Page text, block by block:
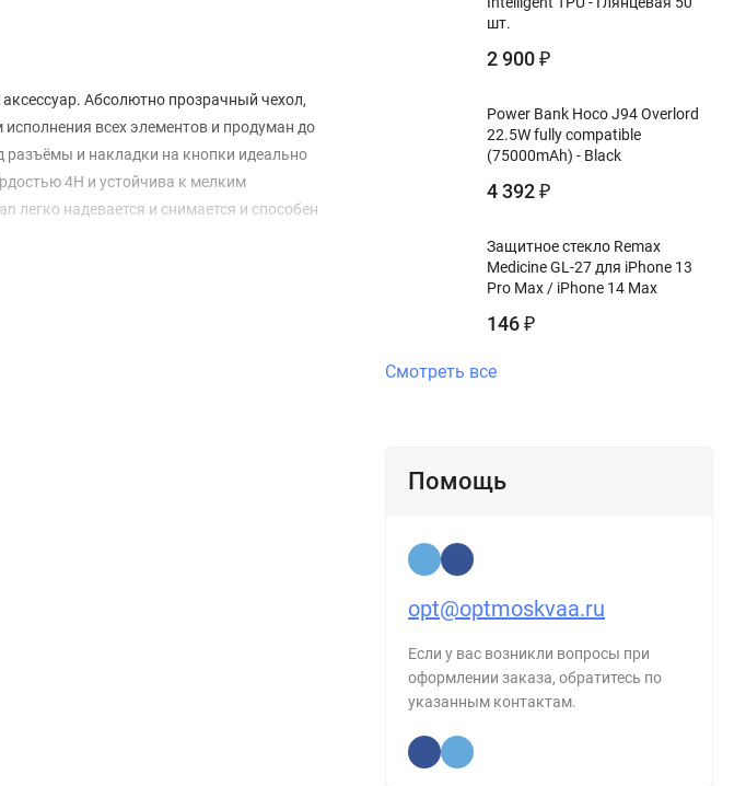
Абсолютно прозрачный чехол,
всех элементов и продуман до
и накладки на кнопки идеально
4H и устойчива к мелким
легко надевается и снимается и способен
шт.
2 900 ₽
Power Bank Hoco J94 Overlord
22.5W fully compatible
(75000mAh) - Black
4 392 ₽
Защитное стекло Remax
Medicine GL-27 для iPhone 13
Pro Max / iPhone 14 Max
146 ₽
Смотреть все
Помощь
opt@optmoskvaa.ru
Если у вас возникли вопросы при
оформлении заказа, обратитесь по
указанным контактам.